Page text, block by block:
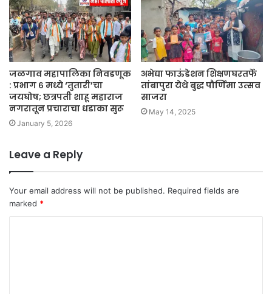
जळगाव महापालिका निवडणूक
: प्रभाग ६ मध्ये ‘तुतारी’चा
जयघोष; छत्रपती शाहू महाराज
नगरातून प्रचाराचा धडाका सुरू
January 5, 2026
अभेद्या फाऊंडेशन शिक्षणघरतर्फे
तांबापुरा येथे बुद्ध पौर्णिमा उत्सव
साजरा
May 14, 2025
Leave a Reply
Your email address will not be published. Required fields are
marked *